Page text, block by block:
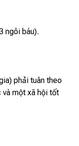
ngôi báu).
phải tuân theo
và một xã hội tốt